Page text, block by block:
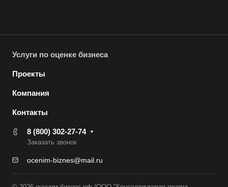
Услуги по оценке бизнеса
Проекты
Компания
Контакты
8 (800) 302-27-74
Заказать звонок
ocenim-biznes@mail.ru
Выборг
Выкса
Гай
Георгиевск